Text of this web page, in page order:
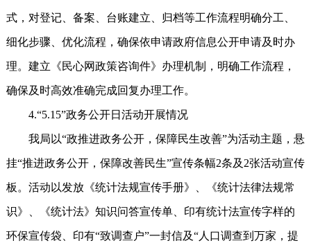
式，对登记、备案、台账建立、归档等工作流程明确分工、
细化步骤、优化流程，确保依申请政府信息公开申请及时办
理。建立《民心网政策咨询件》办理机制，明确工作流程，
确保及时高效准确完成回复办理工作。
4.“5.15”政务公开日活动开展情况
我局以“政推进政务公开，保障民生改善”为活动主题，悬
挂“推进政务公开，保障改善民生”宣传条幅2条及2张活动宣传
板。活动以发放《统计法规宣传手册》、《统计法律法规常
识》、《统计法》知识问答宣传单、印有统计法宣传字样的
环保宣传袋、印有“致调查户”一封信及“人口调查到万家，提